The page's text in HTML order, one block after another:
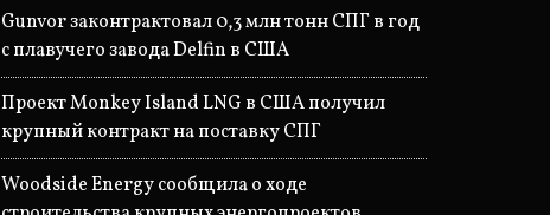
Gunvor законтрактовал 0,3 млн тонн СПГ в год
с плавучего завода Delfin в США
Проект Monkey Island LNG в США получил
крупный контракт на поставку СПГ
Woodside Energy сообщила о ходе